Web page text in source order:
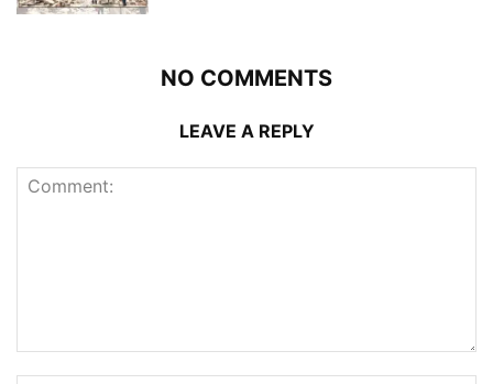
NO COMMENTS
LEAVE A REPLY